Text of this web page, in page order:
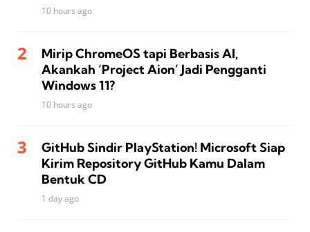
10 hours ago
Mirip ChromeOS tapi Berbasis AI,
Akankah ‘Project Aion’ Jadi Pengganti
Windows 11?
10 hours ago
GitHub Sindir PlayStation! Microsoft Siap
Kirim Repository GitHub Kamu Dalam
Bentuk CD
1 day ago